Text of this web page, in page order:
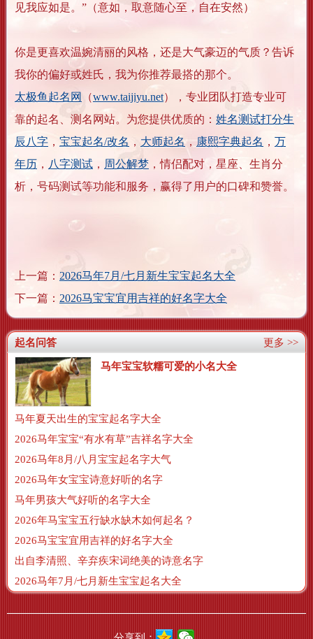
见我应如是。”（意如，取意随心至，自在安然）
你是更喜欢温婉清丽的风格，还是大气豪迈的气质？告诉
我你的偏好或姓氏，我为你推荐最搭的那个。
太极鱼起名网
（www.taijiyu.net），专业团队打造专业可
靠的起名、测名网站。为您提供优质的： 姓名测试打分生
辰八字 ， 宝宝起名/改名 ， 大师起名 ， 康熙字典起名 ， 万
年历 ， 八字测试 ， 周公解梦 ，情侣配对，星座、生肖分
析，号码测试等功能和服务，赢得了用户的口碑和赞誉。
上一篇： 2026马年7月/七月新生宝宝起名大全
下一篇： 2026马宝宝宜用吉祥的好名字大全
更多 >>
起名问答
马年宝宝软糯可爱的小名大全
马年夏天出生的宝宝起名字大全
2026马年宝宝“有水有草”吉祥名字大全
2026马年8月/八月宝宝起名字大气
2026马年女宝宝诗意好听的名字
马年男孩大气好听的名字大全
2026年马宝宝五行缺水缺木如何起名？
2026马宝宝宜用吉祥的好名字大全
出自李清照、辛弃疾宋词绝美的诗意名字
2026马年7月/七月新生宝宝起名大全